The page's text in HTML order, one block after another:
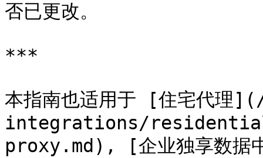
否已更改。
***
本指南也适用于 [住宅代
integrations/
proxy.md), [企业独享数据